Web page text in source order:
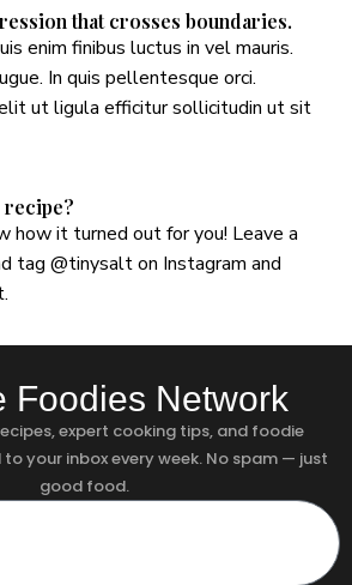
that crosses boundaries.
enim finibus luctus in vel mauris.
In quis pellentesque orci.
ut ligula efficitur sollicitudin ut sit
recipe?
how it turned out for you! Leave a
tag @tinysalton Instagram and
.
Foodies Network
expert cooking tips, and foodie
your inbox every week. No spam — just
good food.